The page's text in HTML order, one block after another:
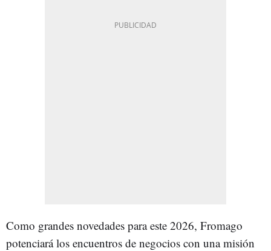
Como grandes novedades para este 2026, Fromago
potenciará los encuentros de negocios con una misión